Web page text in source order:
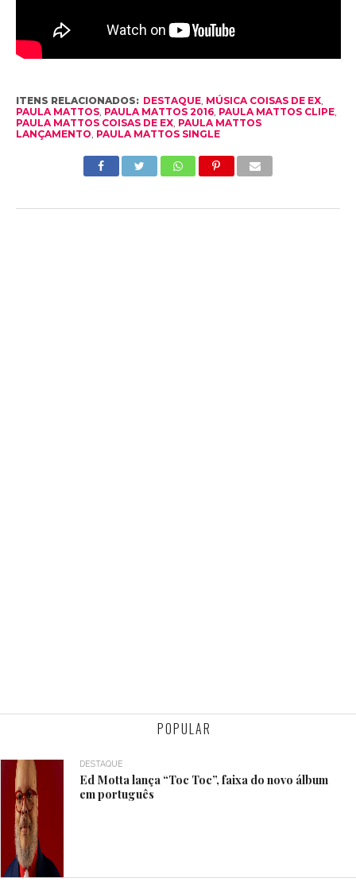
ITENS RELACIONADOS: DESTAQUE, MÚSICA COISAS DE EX,
PAULA MATTOS, PAULA MATTOS 2016, PAULA MATTOS CLIPE,
PAULA MATTOS COISAS DE EX, PAULA MATTOS
LANÇAMENTO, PAULA MATTOS SINGLE
POPULAR
DESTAQUE
Ed Motta lança “Toc Toc”, faixa do novo álbum
em português